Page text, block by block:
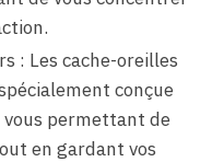
: Les cache-oreilles
conçue
vous permettant de
en gardant vos